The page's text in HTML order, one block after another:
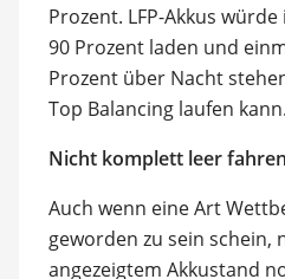
Prozent. LFP-Akkus
90 Prozent laden und
Prozent über Nacht
Top Balancing laufen kann.
Nicht komplett leer fahren
Auch wenn eine Art
geworden zu sein schein,
angezeigtem Akkustand